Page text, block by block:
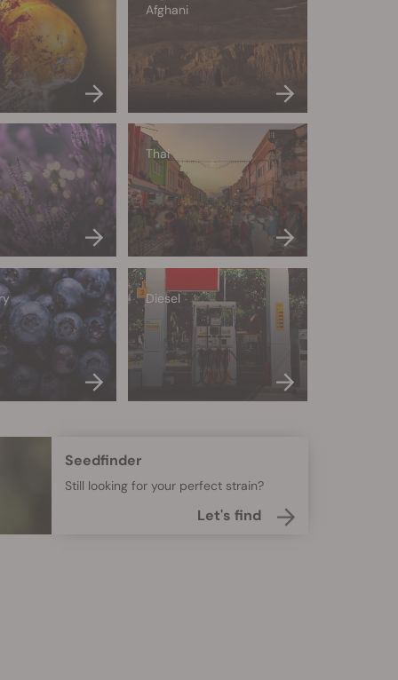
Afghani
Thai
Diesel
Seedfinder
Still looking for your perfect strain?
Let's find